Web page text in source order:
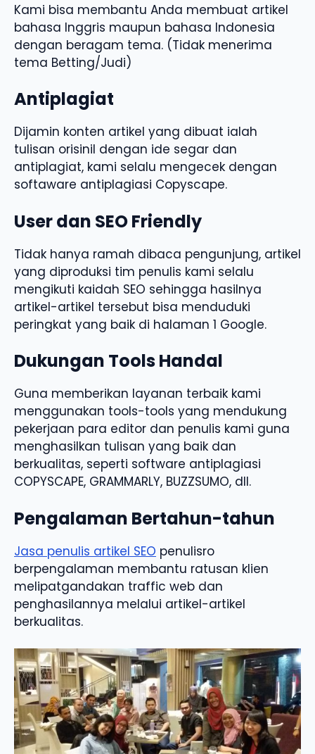
Kami bisa membantu Anda membuat artikel
bahasa Inggris maupun bahasa Indonesia
dengan beragam tema. (Tidak menerima
tema Betting/Judi)
Antiplagiat
Dijamin konten artikel yang dibuat ialah
tulisan orisinil dengan ide segar dan
antiplagiat, kami selalu mengecek dengan
softaware antiplagiasi Copyscape.
User dan SEO Friendly
Tidak hanya ramah dibaca pengunjung, artikel
yang diproduksi tim penulis kami selalu
mengikuti kaidah SEO sehingga hasilnya
artikel-artikel tersebut bisa menduduki
peringkat yang baik di halaman 1 Google.
Dukungan Tools Handal
Guna memberikan layanan terbaik kami
menggunakan tools-tools yang mendukung
pekerjaan para editor dan penulis kami guna
menghasilkan tulisan yang baik dan
berkualitas, seperti software antiplagiasi
COPYSCAPE, GRAMMARLY, BUZZSUMO, dll.
Pengalaman Bertahun-tahun
Jasa penulis artikel SEO penulisro
berpengalaman membantu ratusan klien
melipatgandakan traffic web dan
penghasilannya melalui artikel-artikel
berkualitas.